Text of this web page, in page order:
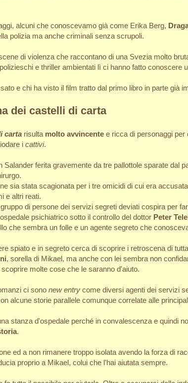
alcuni che conoscevamo già come Erika Berg,
polizia ma anche criminali senza scrupoli.
di violenza che raccontano di una Svezia molto
e thriller ambientati lì ci hanno fatto conoscere
e chi ha visto il film tratto dal primo libro in parte già
dei castelli di carta
carta risulta molto avvincente e ricca di personaggi
i cattivi.
ferita gravemente da tre pallottole sparate dal
sia stata scagionata per i tre omicidi di cui era
e altri reati.
di persone dei servizi segreti deviati cospira per
psichiatrico sotto il controllo del dottor Peter
che sembra un folle e un agente segreto che
spiato e in segreto cerca di scoprire i retroscena di
, sorella di Mikael, ma anche con lei sembra non
molte cose che le saranno d'aiuto.
ci sono new entry come diversi agenti dei servizi
alcune storie parallele comunque correlate alle
stanza d'ospedale perché in convalescenza e quindi
.
ed a non rimanere troppo isolata avendo la forza di
proprio a Mikael, colui che l'hai aiutata sempre.